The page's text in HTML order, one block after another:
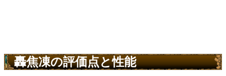
轟焦凍の評価点と性能